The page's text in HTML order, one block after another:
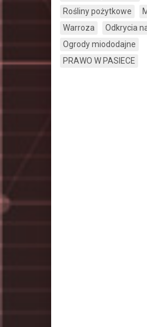
Rośliny pożytkowe
Warroza
Odkrycia
Ogrody miododajne
PRAWO W PASIECE